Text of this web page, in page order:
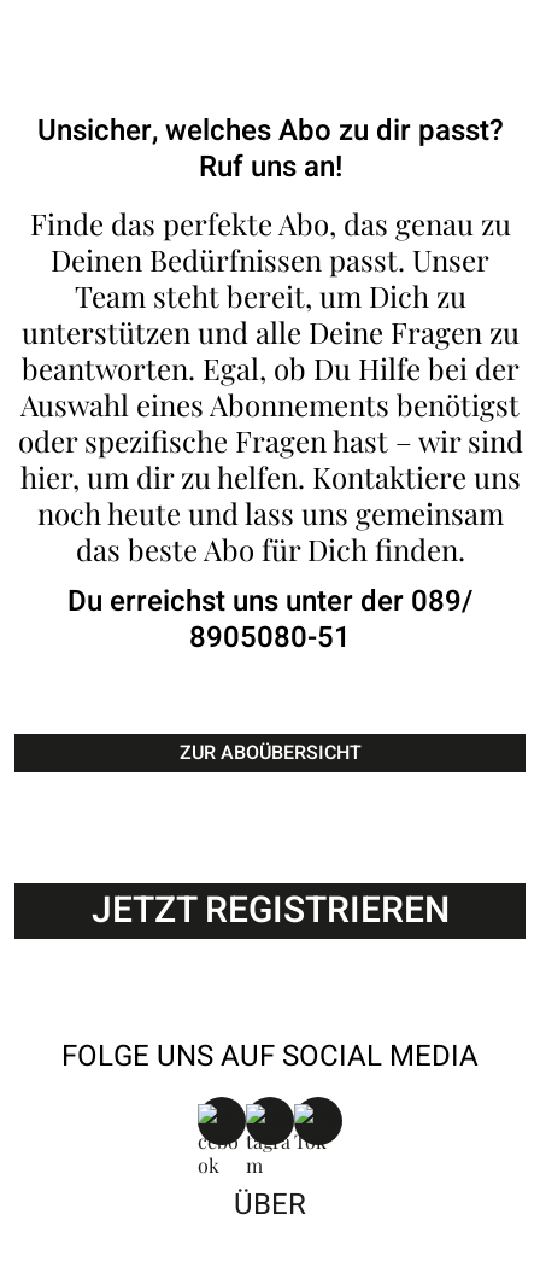
Unsicher, welches Abo zu dir passt?
Ruf uns an!
Finde das perfekte Abo, das genau zu
Deinen Bedürfnissen passt. Unser
Team steht bereit, um Dich zu
unterstützen und alle Deine Fragen zu
beantworten. Egal, ob Du Hilfe bei der
Auswahl eines Abonnements benötigst
oder spezifische Fragen hast – wir sind
hier, um dir zu helfen. Kontaktiere uns
noch heute und lass uns gemeinsam
das beste Abo für Dich finden.
Du erreichst uns unter der 089/
8905080-51
ZUR ABOÜBERSICHT
JETZT REGISTRIEREN
FOLGE UNS AUF SOCIAL MEDIA
ÜBER